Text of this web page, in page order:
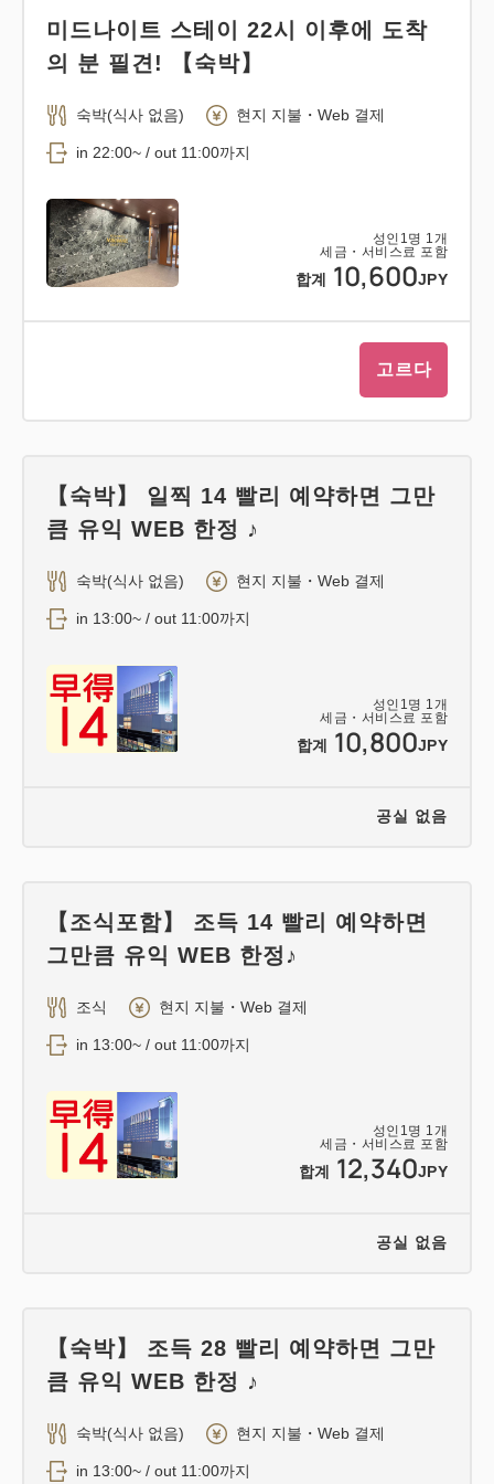
성인 1명 1개
세금・서비스료 포함
합계 10,600JPY
미드나이트 스테이 22시 이후에 도착
의 분 필견! 【숙박】
숙박(식사 없음) 현지 지불・Web 결제
in 22:00~ / out 11:00까지
고르다
성인 1명 1개
세금・서비스료 포함
합계 10,800JPY
【숙박】 일찍 14 빨리 예약하면 그만
큼 유익 WEB 한정 ♪
숙박(식사 없음) 현지 지불・Web 결제
in 13:00~ / out 11:00까지
공실 없음
성인 1명 1개
세금・서비스료 포함
합계 12,340JPY
【조식포함】 조득 14 빨리 예약하면
그만큼 유익 WEB 한정♪
조식 현지 지불・Web 결제
in 13:00~ / out 11:00까지
공실 없음
【숙박】 조득 28 빨리 예약하면 그만
큼 유익 WEB 한정 ♪
숙박(식사 없음) 현지 지불・Web 결제
in 13:00~ / out 11:00까지